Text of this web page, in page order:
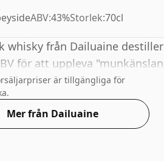
ABV:43%Storlek:70cl
whisky från Dailuaine
för att uppleva
är tillgängliga för
Mer från Dailuaine